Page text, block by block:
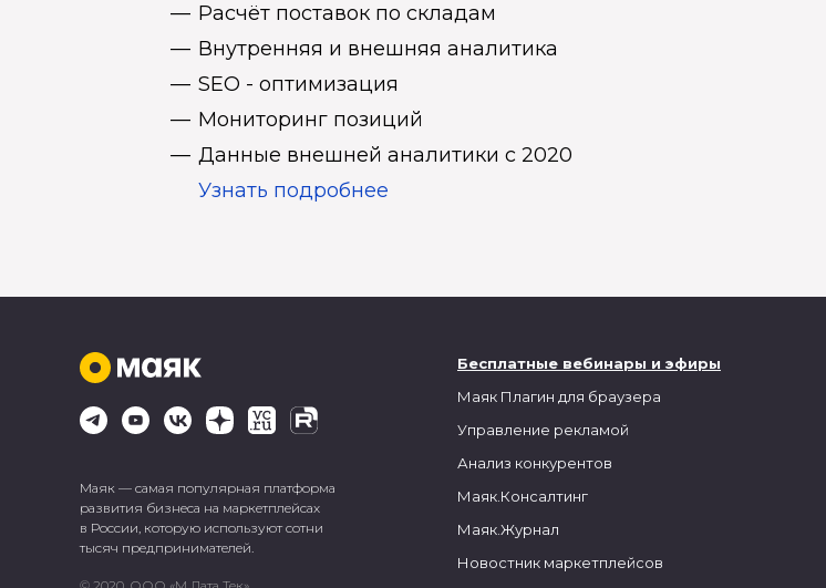
Расчёт поставок по складам
Внутренняя и внешняя аналитика
SEO - оптимизация
Мониторинг позиций
Данные внешней аналитики с 2020
Узнать подробнее
Маяк — самая популярная платформа
развития бизнеса на маркетплейсах
в России, которую используют сотни
тысяч предпринимателей.
Бесплатные вебинары и эфиры
Маяк Плагин для браузера
Управление рекламой
Анализ конкурентов
Маяк.Консалтинг
Маяк.Журнал
Новостник маркетплейсов